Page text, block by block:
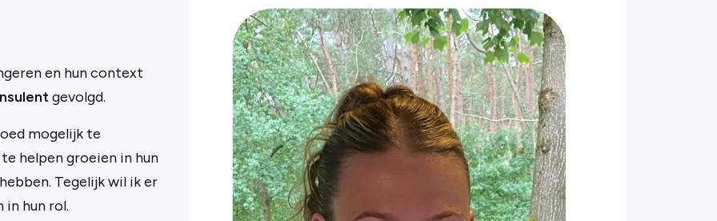
en hun context
gevolgd.
mogelijk te
helpen groeien in hun
Tegelijk wil ik er
in hun rol.